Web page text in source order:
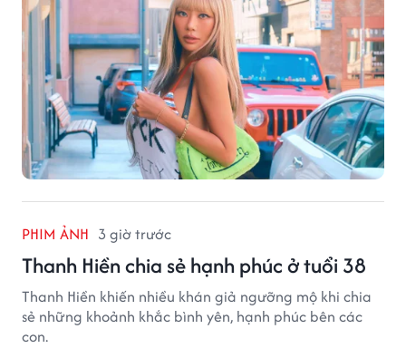
PHIM ẢNH 3 giờ trước
Thanh Hiền chia sẻ hạnh phúc ở tuổi 38
Thanh Hiền khiến nhiều khán giả ngưỡng mộ khi chia
sẻ những khoảnh khắc bình yên, hạnh phúc bên các
con.